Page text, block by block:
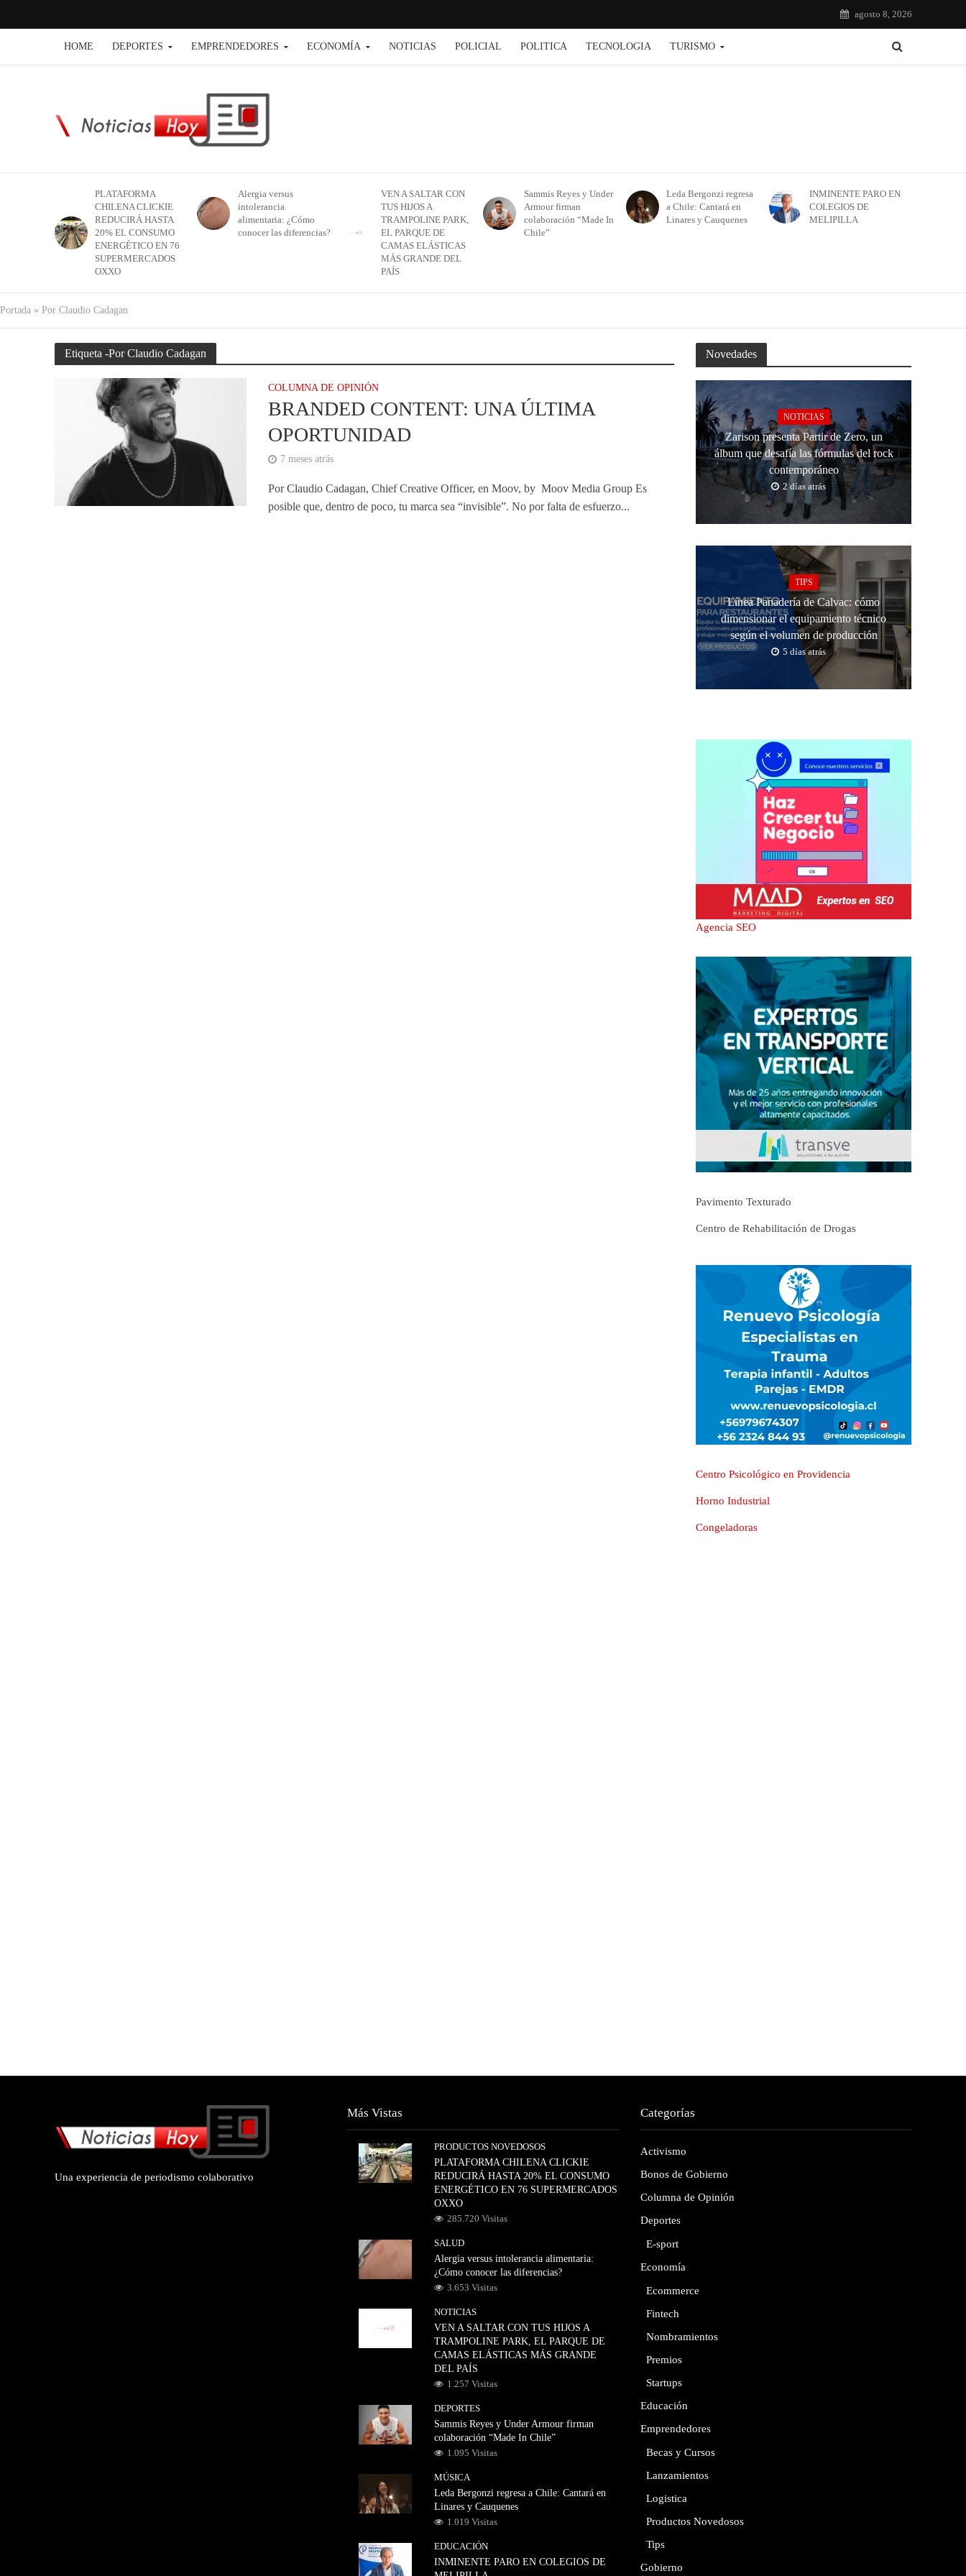
agosto 8, 2026
HOME DEPORTES EMPRENDEDORES ECONOMÍA NOTICIAS POLICIAL POLITICA TECNOLOGIA TURISMO
PLATAFORMA
CHILENA CLICKIE
REDUCIRÁ HASTA
20% EL CONSUMO
ENERGÉTICO EN 76
SUPERMERCADOS
OXXO
Alergia versus
intolerancia
alimentaria: ¿Cómo
conocer las diferencias?
VEN A SALTAR CON
TUS HIJOS A
TRAMPOLINE PARK,
EL PARQUE DE
CAMAS ELÁSTICAS
MÁS GRANDE DEL
PAÍS
Sammis Reyes y Under
Armour firman
colaboración “Made In
Chile”
Leda Bergonzi regresa
a Chile: Cantará en
Linares y Cauquenes
INMINENTE PARO EN
COLEGIOS DE
MELIPILLA
Portada » Por Claudio Cadagan
Etiqueta -Por Claudio Cadagan
COLUMNA DE OPINIÓN
BRANDED CONTENT: UNA ÚLTIMA
OPORTUNIDAD
7 meses atrás
Por Claudio Cadagan, Chief Creative Officer, en Moov, by Moov Media Group Es
posible que, dentro de poco, tu marca sea “invisible”. No por falta de esfuerzo...
Novedades
NOTICIAS
Zarison presenta Partir de Zero, un
álbum que desafía las fórmulas del rock
contemporáneo
2 días atrás
TIPS
Línea Panadería de Calvac: cómo
dimensionar el equipamiento técnico
según el volumen de producción
5 días atrás
Agencia SEO
Pavimento Texturado
Centro de Rehabilitación de Drogas
Centro Psicológico en Providencia
Horno Industrial
Congeladoras
Una experiencia de periodismo colaborativo
Más Vistas
PRODUCTOS NOVEDOSOS
PLATAFORMA CHILENA CLICKIE
REDUCIRÁ HASTA 20% EL CONSUMO
ENERGÉTICO EN 76 SUPERMERCADOS
OXXO
285.720 Visitas
SALUD
Alergia versus intolerancia alimentaria:
¿Cómo conocer las diferencias?
3.653 Visitas
NOTICIAS
VEN A SALTAR CON TUS HIJOS A
TRAMPOLINE PARK, EL PARQUE DE
CAMAS ELÁSTICAS MÁS GRANDE
DEL PAÍS
1.257 Visitas
DEPORTES
Sammis Reyes y Under Armour firman
colaboración “Made In Chile”
1.095 Visitas
MÚSICA
Leda Bergonzi regresa a Chile: Cantará en
Linares y Cauquenes
1.019 Visitas
EDUCACIÓN
INMINENTE PARO EN COLEGIOS DE
Categorías
Activismo
Bonos de Gobierno
Columna de Opinión
Deportes
E-sport
Economía
Ecommerce
Fintech
Nombramientos
Premios
Startups
Educación
Emprendedores
Becas y Cursos
Lanzamientos
Logistica
Productos Novedosos
Tips
Gobierno